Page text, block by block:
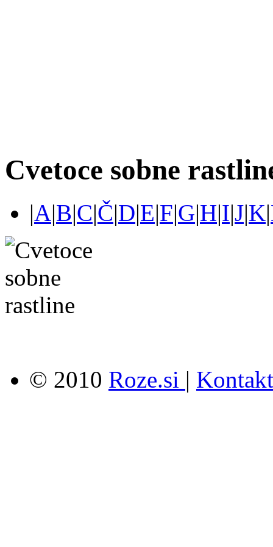
Cvetoce sobne
|A|B|C|Č|D|E|F|G|H|I|J|K|
© 2010 Roze.si | Kontakt